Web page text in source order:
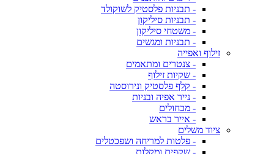
- תבניות פלסטיק לשוקולד
- תבניות סיליקון
- משטחי סיליקון
- תבניות ומגשים
זילוף ואפייה
- צנטרים ומתאמים
- שקיות זילוף
- קלף פלסטיק ונירוסטה
- נייר אפיה ובניות
- מכחולים
- אייר בראש
ציוד משלים
- פלטות למריחה ושפכטלים
- שקפים ומקלות